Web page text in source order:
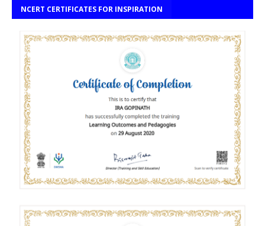
NCERT CERTIFICATES FOR INSPIRATION